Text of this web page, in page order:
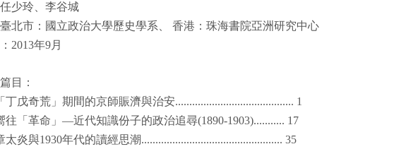
少玲、李谷城
北市：國立政治大學歷史學系、
香港：珠海書院亞洲研究中心
2013年9月
目：
「丁戊奇荒」期間的京師賑濟與治安.......................................... 1
往「革命」—近代知識份子的政治追尋(1890-1903)........... 17
太炎與1930年代的讀經思潮.................................................. 35